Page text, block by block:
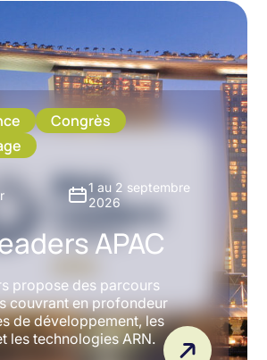
Congrès
1 au 2 septembre
2026
APAC
propose des parcours
couvrant en profondeur
de développement, les
les technologies ARN.